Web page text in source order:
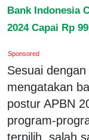
Bank Indonesia
2024 Capai Rp
Sponsored
Sesuai
mengatakan
postur APBN
program-
terpilih, salah